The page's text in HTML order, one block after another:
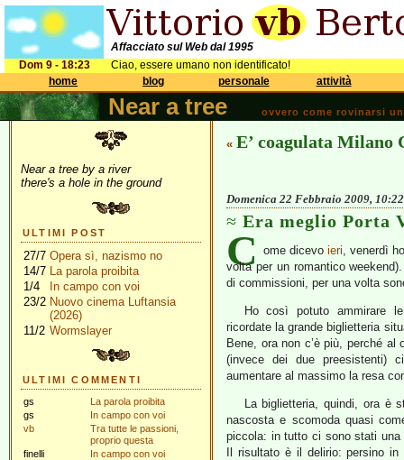
Affacciato sul Web dal 1995
Dom 9 - 18:23
Ciao, essere umano non identificato!
home
blog personale attività
Near a tree ovvero come rovinarsi
Near a tree by a river
there's a hole in the ground
ULTIMI POST
27/7 Opera sì, nazismo no
14/7 La parola proibita
1/4
In campo con voi
23/2 Nuovo cinema Luftansia
(2026)
11/2 Wormslayer
ULTIMI COMMENTI
gs
La parola proibita
gs
In campo con voi
vb
Tra tutte le passioni,
proprio questa
finelli
In campo con voi
« E’ coagulata Milano
Domenica 22 Febbraio 2009, 10:22
Era meglio Porta
C ome dicevo ieri, venerdì
volta per un romantico
di commissioni, per una volta
Ho così potuto ammirare
ricordate la grande biglietteria
Bene, ora non c’è più, perché
(invece dei due preesistenti)
aumentare al massimo la resa
La biglietteria, quindi, ora è
nascosta e scomoda quasi
piccola: in tutto ci sono stati
Il risultato è il delirio: persino